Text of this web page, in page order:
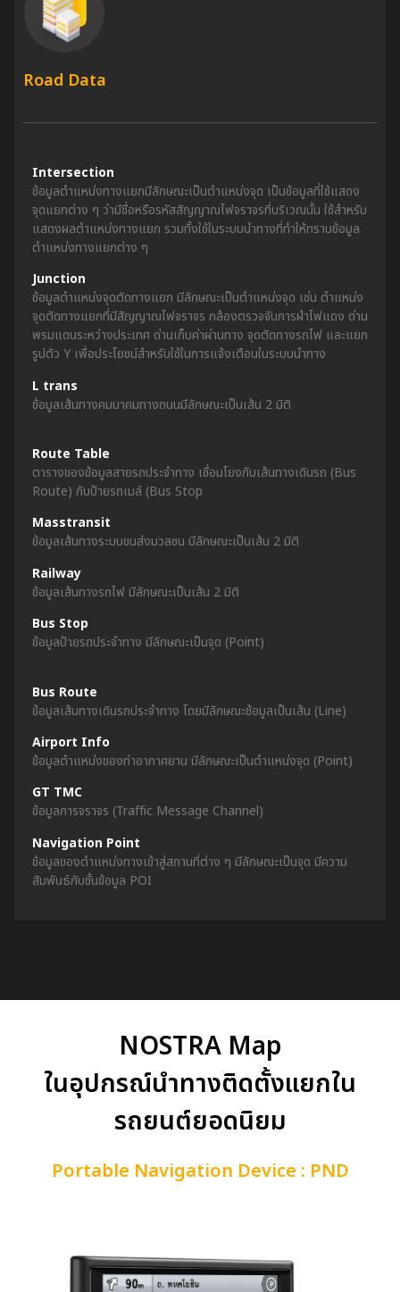
Road Data
Intersection
ข้อมูลตำแหน่งทางแยกมีลักษณะเป็นตำแหน่งจุด เป็นข้อมูลที่ใช้แสดง
จุดแยกต่าง ๆ ว่ามีชื่อหรือรหัสสัญญาณไฟจราจรที่บริเวณนั้น ใช้สำหรับ
แสดงผลตำแหน่งทางแยก รวมทั้งใช้ในระบบนำทางที่ทำให้ทราบข้อมูล
ตำแหน่งทางแยกต่าง ๆ
Junction
ข้อมูลตำแหน่งจุดตัดทางแยก มีลักษณะเป็นตำแหน่งจุด เช่น ตำแหน่ง
จุดตัดทางแยกที่มีสัญญาณไฟจราจร กล้องตรวจจับการฝ่าไฟแดง ด่าน
พรมแดนระหว่างประเทศ ด่านเก็บค่าผ่านทาง จุดตัดทางรถไฟ และแยก
รูปตัว Y เพื่อประโยชน์สำหรับใช้ในการแจ้งเตือนในระบบนำทาง
L trans
ข้อมูลเส้นทางคมนาคมทางถนนมีลักษณะเป็นเส้น 2 มิติ
Route Table
ตารางของข้อมูลสายรถประจำทาง เชื่อมโยงกับเส้นทางเดินรถ (Bus
Route) กับป้ายรถเมล์ (Bus Stop
Masstransit
ข้อมูลเส้นทางระบบขนส่งมวลชน มีลักษณะเป็นเส้น 2 มิติ
Railway
ข้อมูลเส้นทางรถไฟ มีลักษณะเป็นเส้น 2 มิติ
Bus Stop
ข้อมูลป้ายรถประจำทาง มีลักษณะเป็นจุด (Point)
Bus Route
ข้อมูลเส้นทางเดินรถประจำทาง โดยมีลักษณะข้อมูลเป็นเส้น (Line)
Airport Info
ข้อมูลตำแหน่งของท่าอากาศยาน มีลักษณะเป็นตำแหน่งจุด (Point)
GT TMC
ข้อมูลการจราจร (Traffic Message Channel)
Navigation Point
ข้อมูลของตำแหน่งทางเข้าสู่สถานที่ต่าง ๆ มีลักษณะเป็นจุด มีความ
สัมพันธ์กับชั้นข้อมูล POI
NOSTRA Map
ในอุปกรณ์นำทางติดตั้งแยกใน
รถยนต์ยอดนิยม
Portable Navigation Device : PND